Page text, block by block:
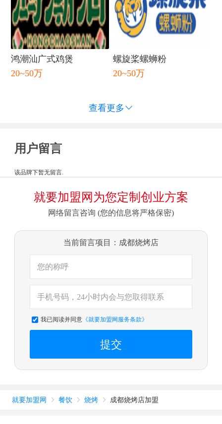
鸿潮汕广式鸡煲
20~50万
螺旋桨螺蛳粉
20~50万
查看更多 
用户留言
该品牌下暂无留言.
就要加盟网为您定制创业方案
网络留言咨询 (您的信息将严格保密)
当前留言项目：成都烧烤店
我已阅读并同意《就要加盟网服务条款》
提交
就要加盟网  餐饮  烧烤  成都烧烤店加盟